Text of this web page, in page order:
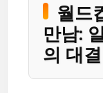
월드
만남:
의 대결